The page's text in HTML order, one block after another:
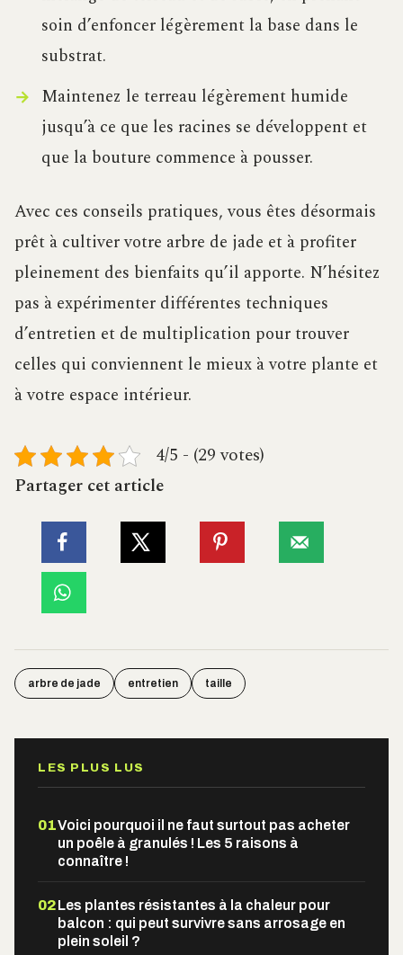
soin d’enfoncer légèrement la base dans le
substrat.
Maintenez le terreau légèrement humide
jusqu’à ce que les racines se développent et
que la bouture commence à pousser.
Avec ces conseils pratiques, vous êtes désormais
prêt à cultiver votre arbre de jade et à profiter
pleinement des bienfaits qu’il apporte. N’hésitez
pas à expérimenter différentes techniques
d’entretien et de multiplication pour trouver
celles qui conviennent le mieux à votre plante et
à votre espace intérieur.
4/5 - (29 votes)
Partager cet article
arbre de jade entretien taille
LES PLUS LUS
01Voici pourquoi il ne faut surtout pas acheter
un poêle à granulés ! Les 5 raisons à
connaître !
02Les plantes résistantes à la chaleur pour
balcon : qui peut survivre sans arrosage en
plein soleil ?